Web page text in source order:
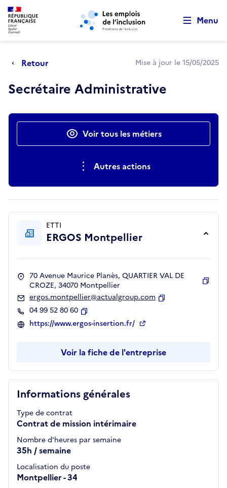
Aller au menu principal Aller au contenu principal
Menu
Retour Mise à jour le 15/05/2025
Secrétaire Administrative
Actions rapidesVoir tous les métiers
Autres actions
Informations générales
Type de contrat
Contrat de mission intérimaire
Nombre d'heures par semaine
35h / semaine
Localisation du poste
Montpellier - 34
ETTI
ERGOS Montpellier
70 Avenue Maurice Planès, QUARTIER VAL DE
CROZE, 34070 Montpellier
ergos.montpellier@actualgroup.com
04 99 52 80 60
Copier
https://www.ergos-insertion.fr/
Voir la fiche de l'entreprise
Retour au début de la page
Panneau de gestion des cookies